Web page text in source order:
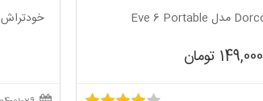
149,000 تومان
خودتراش Dorco مدل Pace 4 Portable بسته 3 عددی